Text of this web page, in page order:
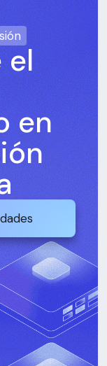
el
en